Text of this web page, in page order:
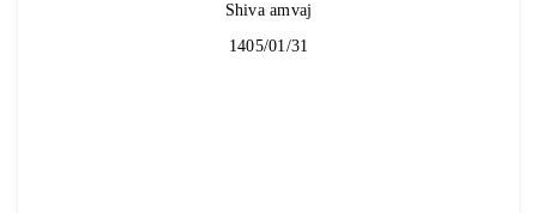
Shiva amvaj
1405/01/31